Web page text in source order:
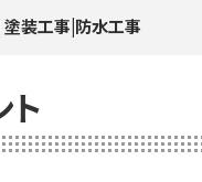
塗装工事|防水工事